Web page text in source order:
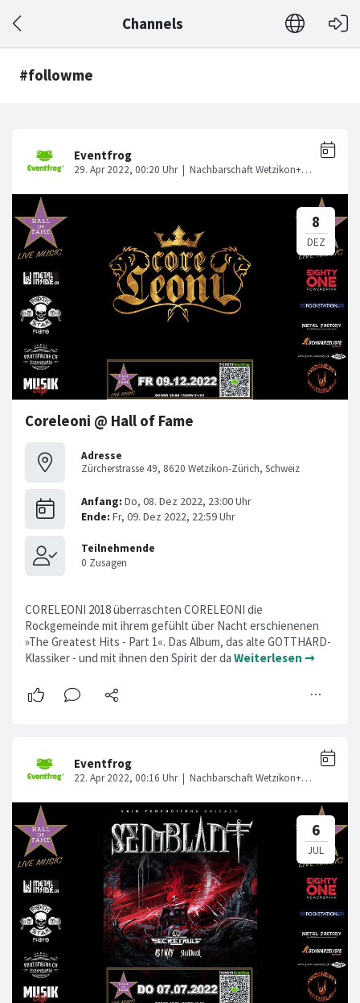
Channels
#followme
Coreleoni @ Hall of Fame
Adresse
Zürcherstrasse 49, 8620 Wetzikon-Zürich, Schweiz
CORELEONI 2018 überraschten CORELEONI die
Rockgemeinde mit ihrem gefühlt über Nacht erschienenen
»The Greatest Hits - Part 1«. Das Album, das alte GOTTHARD-
Klassiker - und mit ihnen den Spirit der da Weiterlesen ➞